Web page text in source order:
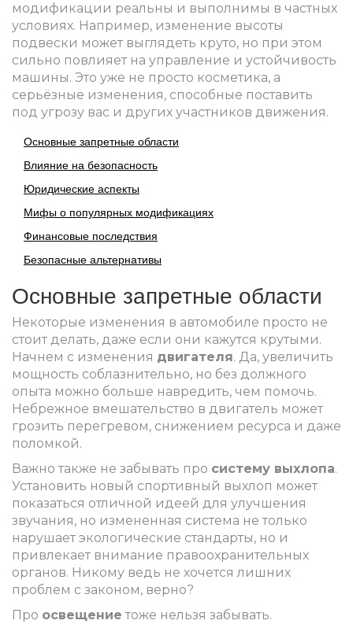
модификации реальны и выполнимы в частных
условиях. Например, изменение высоты
подвески может выглядеть круто, но при этом
сильно повлияет на управление и устойчивость
машины. Это уже не просто косметика, а
серьёзные изменения, способные поставить
под угрозу вас и других участников движения.
Основные запретные области
Влияние на безопасность
Юридические аспекты
Мифы о популярных модификациях
Финансовые последствия
Безопасные альтернативы
Основные запретные области
Некоторые изменения в автомобиле просто не
стоит делать, даже если они кажутся крутыми.
Начнем с изменения двигателя. Да, увеличить
мощность соблазнительно, но без должного
опыта можно больше навредить, чем помочь.
Небрежное вмешательство в двигатель может
грозить перегревом, снижением ресурса и даже
поломкой.
Важно также не забывать про систему выхлопа.
Установить новый спортивный выхлоп может
показаться отличной идеей для улучшения
звучания, но измененная система не только
нарушает экологические стандарты, но и
привлекает внимание правоохранительных
органов. Никому ведь не хочется лишних
проблем с законом, верно?
Про освещение тоже нельзя забывать.